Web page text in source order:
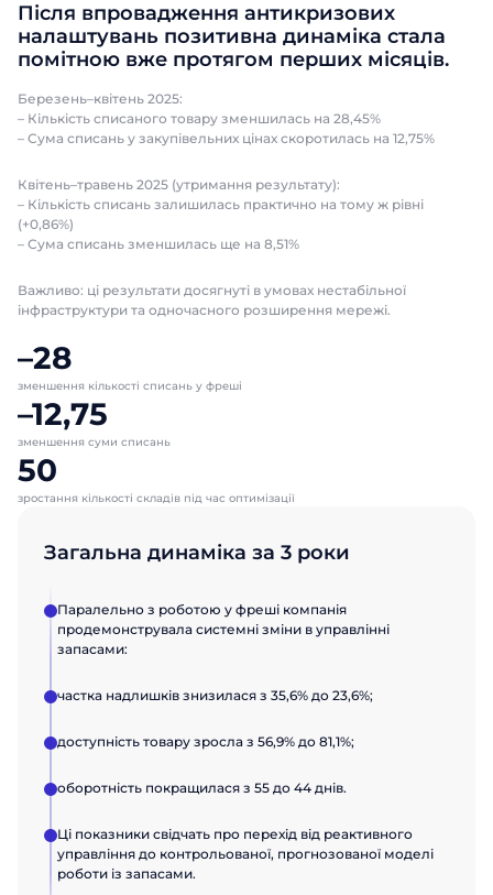
Після впровадження антикризових
налаштувань позитивна динаміка стала
помітною вже протягом перших місяців.
Березень–квітень 2025:
– Кількість списаного товару зменшилась на 28,45%
– Сума списань у закупівельних цінах скоротилась на 12,75%
Квітень–травень 2025 (утримання результату):
– Кількість списань залишилась практично на тому ж рівні
(+0,86%)
– Сума списань зменшилась ще на 8,51%
Важливо: ці результати досягнуті в умовах нестабільної
інфраструктури та одночасного розширення мережі.
–28
зменшення кількості списань у фреші
–12,75
зменшення суми списань
50
зростання кількості складів під час оптимізації
Загальна динаміка за 3 роки
Паралельно з роботою у фреші компанія
продемонструвала системні зміни в управлінні
запасами:
частка надлишків знизилася з 35,6% до 23,6%;
доступність товару зросла з 56,9% до 81,1%;
оборотність покращилася з 55 до 44 днів.
Ці показники свідчать про перехід від реактивного
управління до контрольованої, прогнозованої моделі
роботи із запасами.